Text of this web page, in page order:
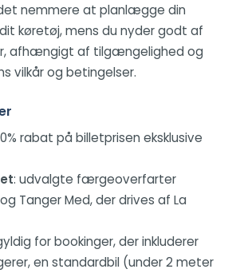
nemmere at planlægge din
køretøj, mens du nyder godt af
afhængigt af tilgængelighed og
vilkår og betingelser.
rabat på billetprisen eksklusive
: udvalgte færgeoverfarter
Tanger Med, der drives af La
for bookinger, der inkluderer
en standardbil (under 2 meter